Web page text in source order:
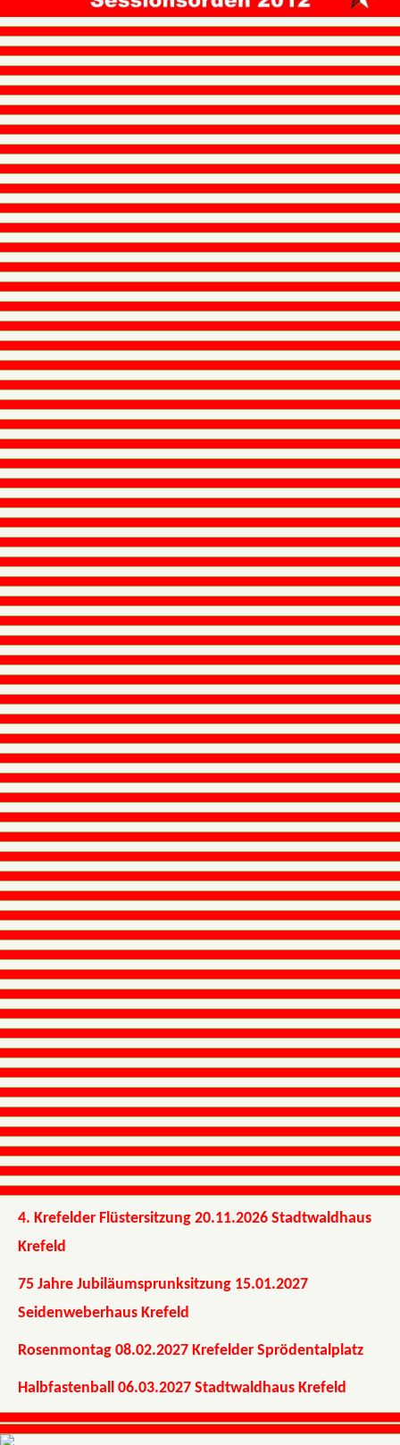
4. Krefelder Flüstersitzung 20.11.2026 Stadtwaldhaus
Krefeld
75 Jahre Jubiläumsprunksitzung 15.01.2027
Seidenweberhaus Krefeld
Rosenmontag 08.02.2027 Krefelder Sprödentalplatz
Halbfastenball 06.03.2027 Stadtwaldhaus Krefeld